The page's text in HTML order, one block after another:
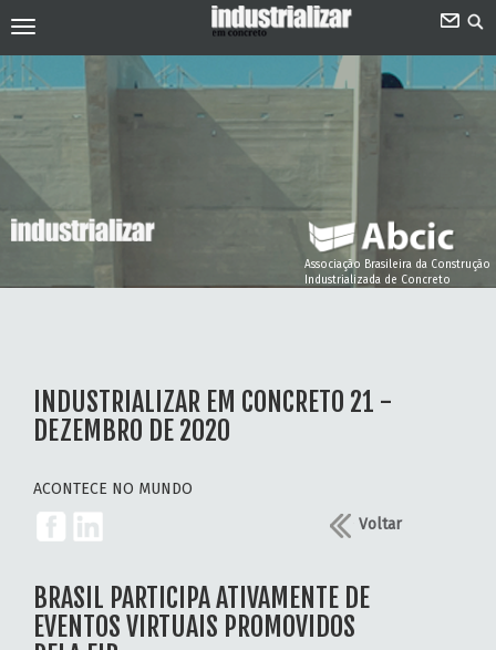
Associação Brasileira da Construção
Industrializada de Concreto
INDUSTRIALIZAR EM CONCRETO 21 -
DEZEMBRO DE 2020
ACONTECE NO MUNDO
Voltar
BRASIL PARTICIPA ATIVAMENTE DE
EVENTOS VIRTUAIS PROMOVIDOS